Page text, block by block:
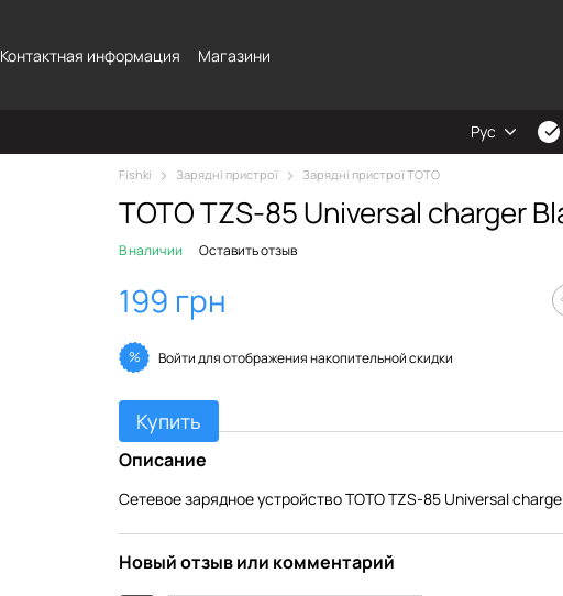
Контактная информация Магазини
Рус
Fishki Зарядні пристрої Зарядні пристрої TOTO
TOTO TZS-85 Universal charger
В наличии Оставить отзыв
199 грн
% Войтидля отображения накопительной скидки
Купить
Описание
Сетевое зарядное устройство TOTO TZS-85 Universal
Новый отзыв или комментарий